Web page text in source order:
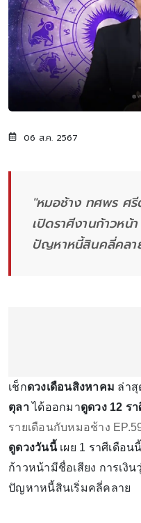
06 ส.ค. 2567
"หมอช้าง ทศพร ศ
เปิดราศีงานก้าวหน้
ปัญหาหนี้สินคลี่คลา
เช็กดวงเดือนสิงหาคม ล่า
ตุลาได้ออกมาดูดวง 12 ร
รายเดือนกับหมอช้าง
ดูดวงวันนี้เผย 1 ราศีเดือน
ก้าวหน้ามีชื่อเสียง การเงิ
ปัญหาหนี้สินเริ่มคลี่คลาย